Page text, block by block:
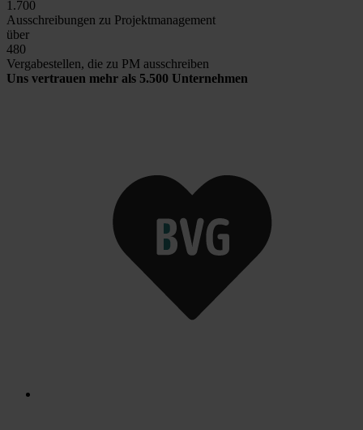
1.700
Ausschreibungen zu Projektmanagement
über
480
Vergabestellen, die zu PM ausschreiben
Uns vertrauen mehr als 5.500 Unternehmen